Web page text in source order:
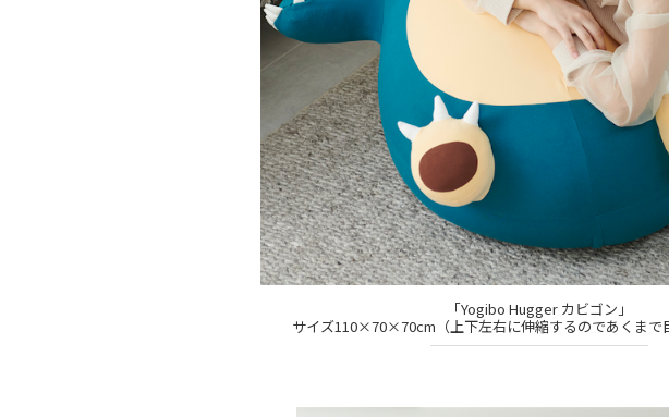
「Yogibo Hugger カビゴン」
サイズ110×70×70cm（上下左右に伸縮するのであくまで